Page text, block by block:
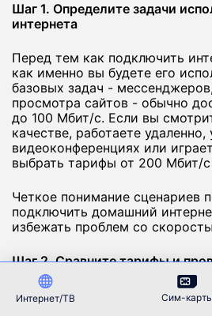
Шаг 1. Определите задачи
интернета
Перед тем как подключить
как именно вы будете его
базовых задач -
просмотра сайтов - обычно
до 100 Мбит/с. Если вы
качестве, работаете удаленно,
видеоконференциях или
выбрать тарифы от 200 Мбит/
Четкое понимание сценариев
подключить домашний
избежать проблем со
Шаг 2. Сравните тарифы и
Чтобы подключить интернет в
Интернет/ТВ Сим-карты